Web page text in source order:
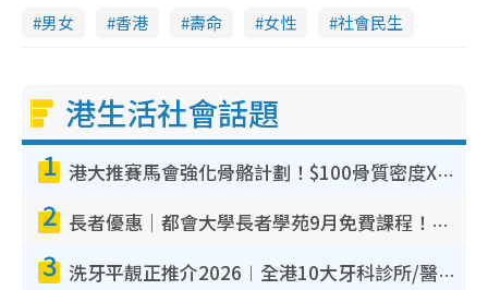
男女
香港 壽命 女性 社會民生
港生活社會話題
1 港大推賽馬會強化骨骼計劃！$100骨質密度X光檢查 完成免費運動訓練送超市禮券！附參加資格
2 長者優惠｜都會大學長者學苑9月免費課程！多媒體/微電影創作/網絡安全 附報名方法教學
3 洗牙平靚正推介2026︱全港10大牙科診所/醫院懶人包 夜診至8點/鎮靜潔牙/醫療券適用